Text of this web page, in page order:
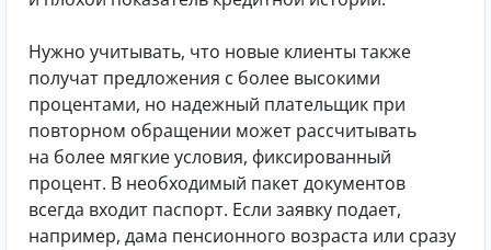
Нужно учитывать, что новые клиенты также
получат предложения с более высокими
процентами, но надежный плательщик при
повторном обращении может рассчитывать
на более мягкие условия, фиксированный
процент. В необходимый пакет документов
всегда входит паспорт. Если заявку подает,
например, дама пенсионного возраста или сразу